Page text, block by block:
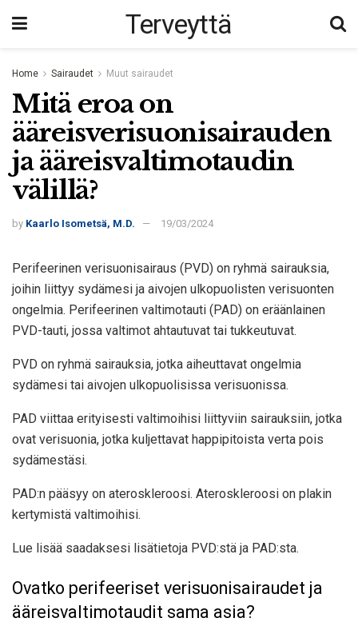
Terveyttä
Home Sairaudet Muut sairaudet
Mitä eroa on
ääreisverisuonisairauden
ja ääreisvaltimotaudin
välillä?
by Kaarlo Isometsä, M.D. 19/03/2024
Perifeerinen verisuonisairaus (PVD) on ryhmä sairauksia,
joihin liittyy sydämesi ja aivojen ulkopuolisten verisuonten
ongelmia. Perifeerinen valtimotauti (PAD) on eräänlainen
PVD-tauti, jossa valtimot ahtautuvat tai tukkeutuvat.
PVD on ryhmä sairauksia, jotka aiheuttavat ongelmia
sydämesi tai aivojen ulkopuolisissa verisuonissa.
PAD viittaa erityisesti valtimoihisi liittyviin sairauksiin, jotka
ovat verisuonia, jotka kuljettavat happipitoista verta pois
sydämestäsi.
PAD:n pääsyy on ateroskleroosi. Ateroskleroosi on plakin
kertymistä valtimoihisi.
Lue lisää saadaksesi lisätietoja PVD:stä ja PAD:sta.
Ovatko perifeeriset verisuonisairaudet ja
ääreisvaltimotaudit sama asia?